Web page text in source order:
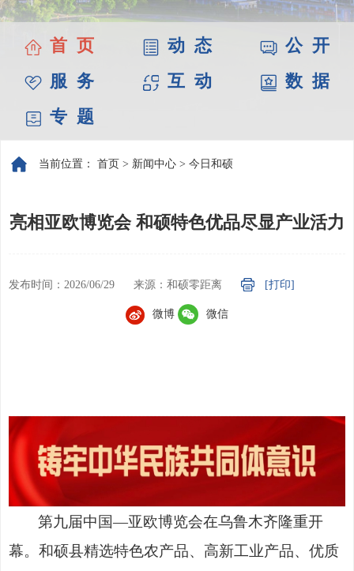
首 页 动 态
公 开
服 务
互 动
数 据
专 题
当前位置： 首页 > 新闻中心 > 今日和硕
亮相亚欧博览会 和硕特色优品尽显产业活力
发布时间：2026/06/29 来源：和硕零距离 [打印]
微博 微信
第九届中国—亚欧博览会在乌鲁木齐隆重开
幕。和硕县精选特色农产品、高新工业产品、优质